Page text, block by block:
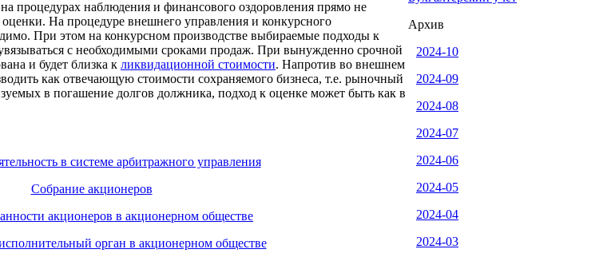
процедурах наблюдения и финансового оздоровления прямо не
На процедуре внешнего управления и конкурсного
При этом на конкурсном производстве выбираемые подходы к
с необходимыми сроками продаж. При вынужденно срочной
и будет близка к ликвидационной стоимости. Напротив во внешнем
как отвечающую стоимости сохраняемого бизнеса, т.е. рыночный
в погашение долгов должника, подход к оценке может быть как в
в системе арбитражного управления
Собрание акционеров
акционеров в акционерном обществе
орган в акционерном обществе
Архив
2024-10
2024-09
2024-08
2024-07
2024-06
2024-05
2024-04
2024-03